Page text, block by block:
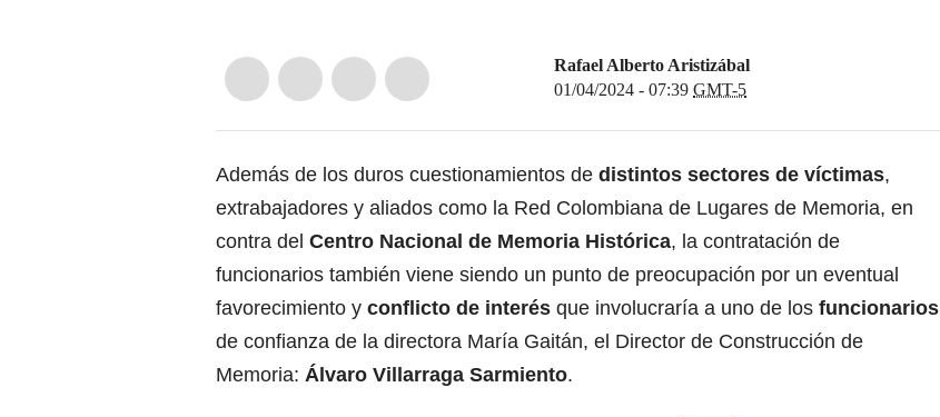
Rafael Alberto Aristizábal
01/04/2024 - 07:39 GMT-5
Además de los duros cuestionamientos de distintos sectores de víctimas,
extrabajadores y aliados como la Red Colombiana de Lugares de Memoria, en
contra del Centro Nacional de Memoria Histórica, la contratación de
funcionarios también viene siendo un punto de preocupación por un eventual
favorecimiento y conflicto de interés que involucraría a uno de los funcionarios
de confianza de la directora María Gaitán, el Director de Construcción de
Memoria: Álvaro Villarraga Sarmiento.